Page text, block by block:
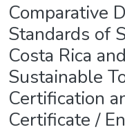
Comparative
Standards of
Costa Rica
Sustainable
Certification
Certificate /